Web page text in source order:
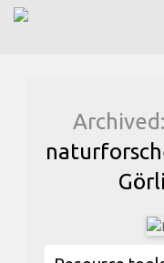
Archived: